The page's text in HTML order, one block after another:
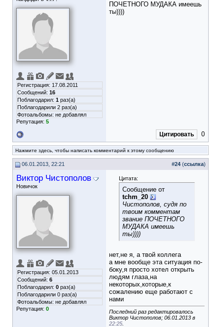
Регистрация: 17.08.2011
Сообщений: 16
Поблагодарил: 1 раз(а)
Поблагодарили 2 раз(а)
Фотоальбомы: не добавлял
Репутация: 5
ПОЧЕТНОГО МУДАКА имеешь
ты))))
Цитировать 0
Нажмите здесь, чтобы написать комментарий к этому сообщению
06.01.2013, 22:21 #24 (ссылка)
Виктор Чистополов
Новичок
Регистрация: 05.01.2013
Сообщений: 6
Поблагодарил: 0 раз(а)
Поблагодарили 0 раз(а)
Фотоальбомы: не добавлял
Репутация: 0
Цитата:
Сообщение от
tchm_20
Чистополов, судя по
твоим комментам
звание ПОЧЕТНОГО
МУДАКА имеешь
ты))))
нет,не я, а твой коллега
а мне вообще эта ситуация по-
боку,я просто хотел открыть
людям глаза,на
некоторых,которые,к
сожалению еще работают с
нами
Последний раз редактировалось
Виктор Чистополов; 06.01.2013 в
22:25